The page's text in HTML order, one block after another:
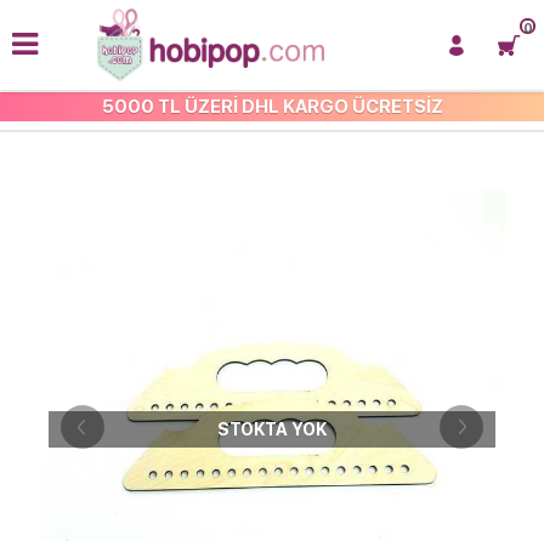
5000 TL ÜZERİ DHL KARGO ÜCRETSİZ
0
TÜM ÇANTA SAPLARI
STOKTA YOK